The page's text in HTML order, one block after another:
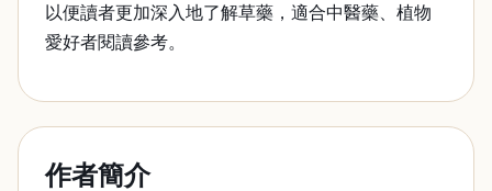
以便讀者更加深入地了解草藥，適合中醫藥、植物
愛好者閱讀參考。
作者簡介